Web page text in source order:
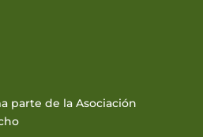
parte de la Asociación